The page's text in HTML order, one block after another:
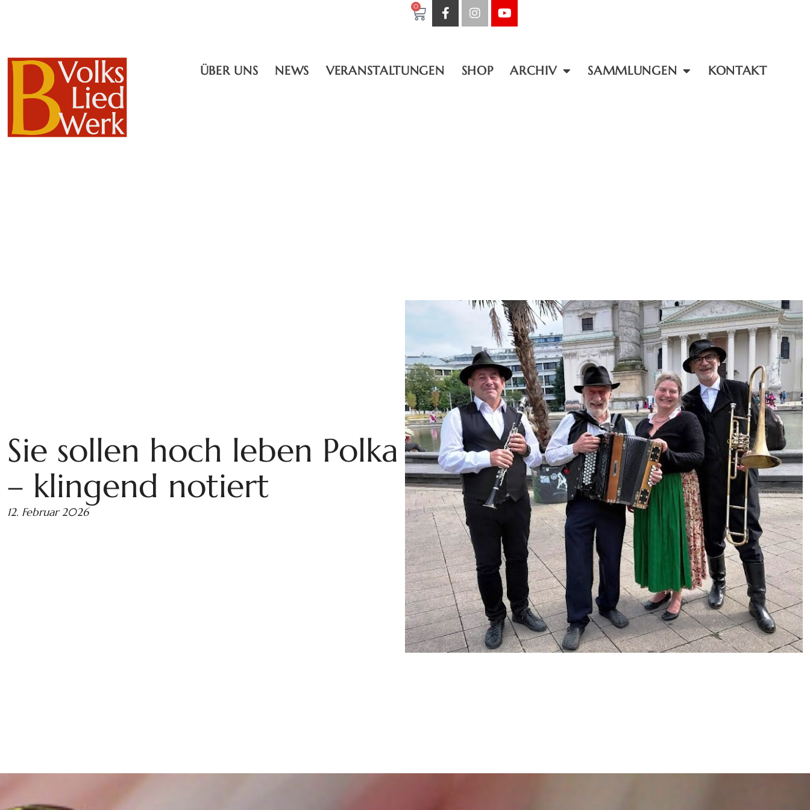
0
ÜBER UNS NEWS VERANSTALTUNGEN SHOP ARCHIV SAMMLUNGEN KONTAKT
Sie sollen hoch leben Polka
– klingend notiert
12. Februar 2026